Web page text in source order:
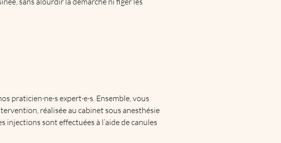
praticien·ne·s expert·e·s. Ensemble, vous
réalisée au cabinet sous anesthésie
injections sont effectuées à l’aide de canules